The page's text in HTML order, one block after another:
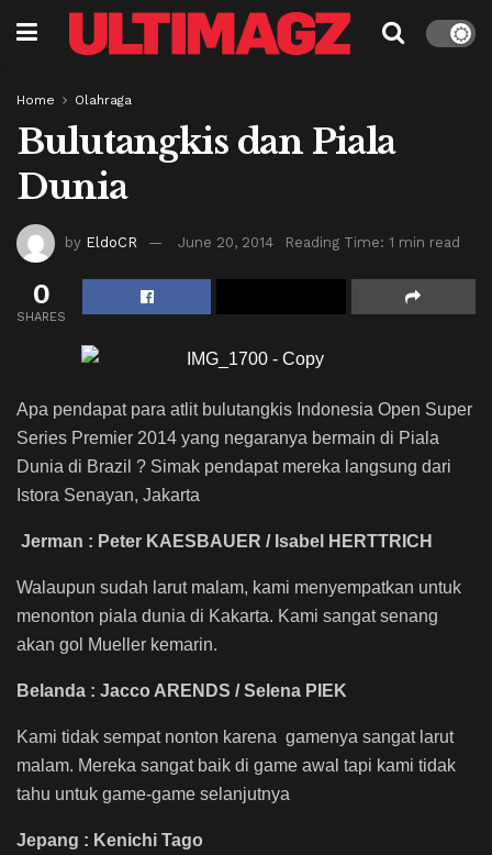
Home Olahraga
Bulutangkis dan Piala
Dunia
by EldoCR June 20, 2014 Reading Time: 1 min read
0
SHARES
Apa pendapat para atlit bulutangkis Indonesia Open Super
Series Premier 2014 yang negaranya bermain di Piala
Dunia di Brazil ? Simak pendapat mereka langsung dari
Istora Senayan, Jakarta
Jerman : Peter KAESBAUER / Isabel HERTTRICH
Walaupun sudah larut malam, kami menyempatkan untuk
menonton piala dunia di Kakarta. Kami sangat senang
akan gol Mueller kemarin.
Belanda : Jacco ARENDS / Selena PIEK
Kami tidak sempat nonton karena gamenya sangat larut
malam. Mereka sangat baik di game awal tapi kami tidak
tahu untuk game-game selanjutnya
Jepang : Kenichi Tago